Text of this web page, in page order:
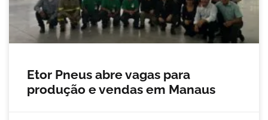
Etor Pneus abre vagas para
produção e vendas em Manaus